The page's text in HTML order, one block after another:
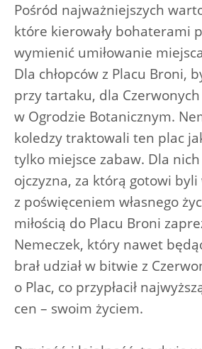
Pośród najważniejszych
które kierowały bohaterami
wymienić umiłowanie
Dla chłopców z Placu Broni,
przy tartaku, dla Czerwonych
w Ogrodzie Botanicznym.
koledzy traktowali ten plac
tylko miejsce zabaw. Dla nich
ojczyzna, za którą gotowi
z poświęceniem własnego
miłością do Placu Broni
Nemeczek, który nawet
brał udział w bitwie z
o Plac, co przypłacił
cen – swoim życiem.